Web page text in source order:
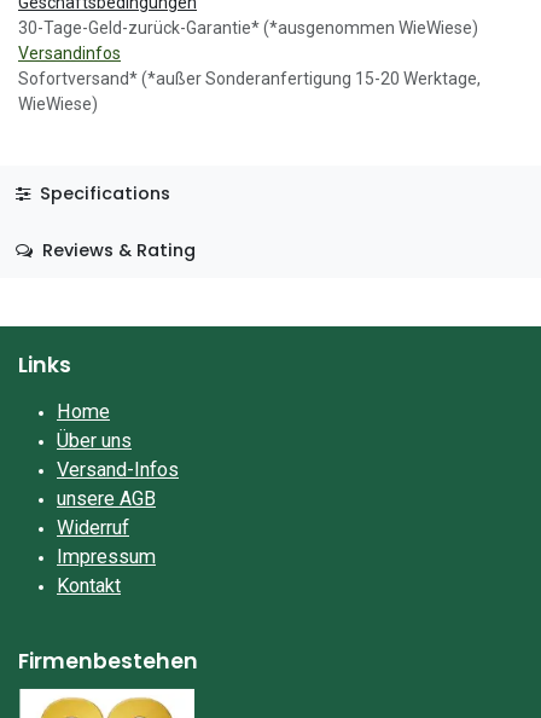
30-Tage-Geld-zurück-Garantie* (*ausgenommen WieWiese)
Versandinfos
Sofortversand* (*außer Sonderanfertigung 15-20 Werktage,
WieWiese)
Specifications
Reviews & Rating
Links
Home
Über uns
Versand-Infos
unsere AGB
Widerruf
Impressum​
Kontakt
Firmenbestehen